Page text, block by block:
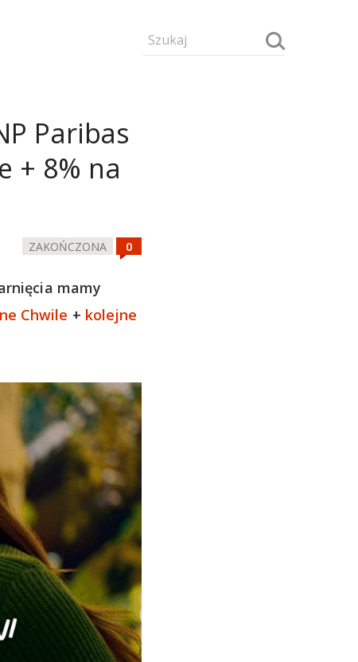
Paribas
+ 8% na
ZAKOŃCZONA
mamy
Chwile + kolejne